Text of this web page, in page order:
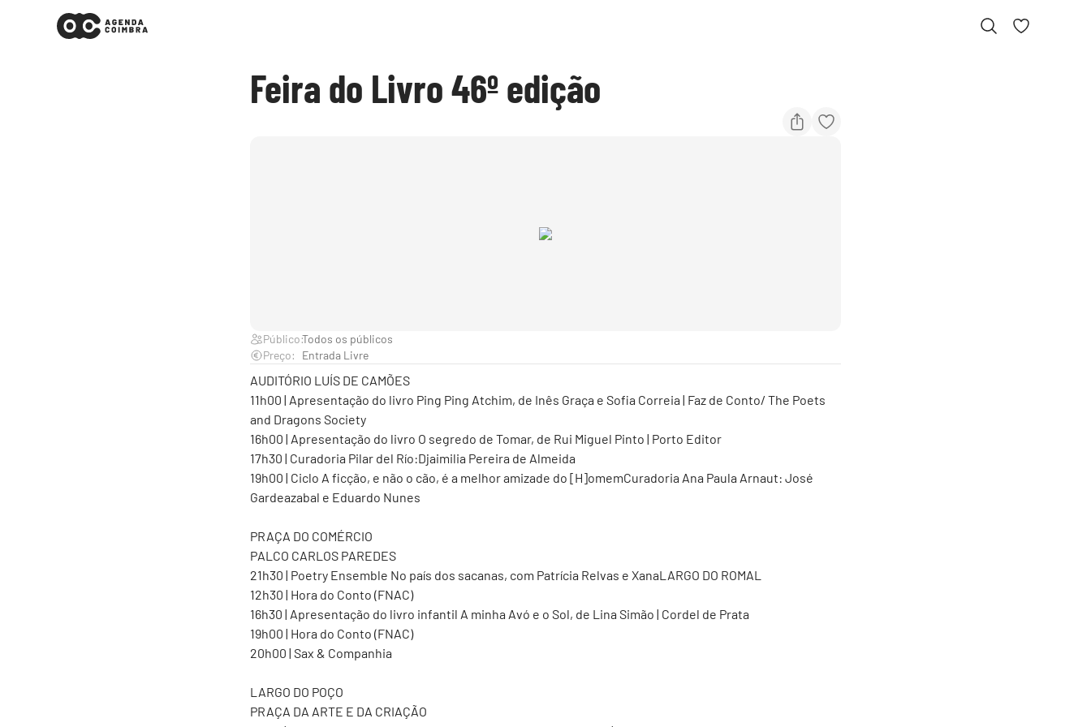
Feira do Livro 46º edição
Público:Todos os públicos
Preço:
Entrada Livre
AUDITÓRIO LUÍS DE CAMÕES
11h00 | Apresentação do livro Ping Ping Atchim, de Inês Graça e Sofia Correia | Faz de Conto/ The Poets
and Dragons Society
16h00 | Apresentação do livro O segredo de Tomar, de Rui Miguel Pinto | Porto Editor
17h30 | Curadoria Pilar del Río:Djaimilia Pereira de Almeida
19h00 | Ciclo A ficção, e não o cão, é a melhor amizade do [H]omemCuradoria Ana Paula Arnaut: José
Gardeazabal e Eduardo Nunes
PRAÇA DO COMÉRCIO
PALCO CARLOS PAREDES
21h30 | Poetry Ensemble No país dos sacanas, com Patrícia Relvas e XanaLARGO DO ROMAL
12h30 | Hora do Conto (FNAC)
16h30 | Apresentação do livro infantil A minha Avó e o Sol, de Lina Simão | Cordel de Prata
19h00 | Hora do Conto (FNAC)
20h00 | Sax & Companhia
LARGO DO POÇO
PRAÇA DA ARTE E DA CRIAÇÃO